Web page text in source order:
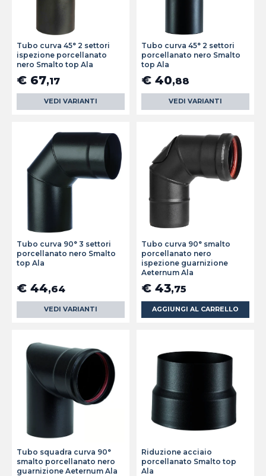
Tubo curva 45° 2 settori
ispezione porcellanato
nero Smalto top Ala
€ 67,17
VEDI VARIANTI
Tubo curva 45° 2 settori
porcellanato nero Smalto
top Ala
€ 40,88
VEDI VARIANTI
Tubo curva 90° 3 settori
porcellanato nero Smalto
top Ala
€ 44,64
VEDI VARIANTI
Tubo curva 90° smalto
porcellanato nero
ispezione guarnizione
Aeternum Ala
€ 43,75
AGGIUNGI AL CARRELLO
Tubo squadra curva 90°
smalto porcellanato nero
guarnizione Aeternum Ala
Riduzione acciaio
porcellanato Smalto top
Ala